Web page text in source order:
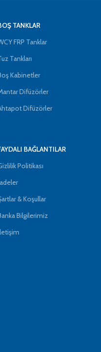
TANKLAR
FRP Tanklar
Tankları
Kabinetler
Difüzörler
Difüzörler
BAĞLANTILAR
Politikası
& Koşullar
Bilgilerimiz